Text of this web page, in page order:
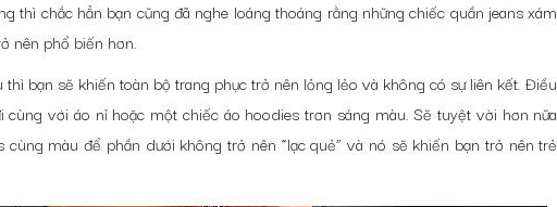
thì chắc hẳn bạn cũng đã nghe loáng thoáng rằng những chiếc quần jeans xám
nên phổ biến hơn.
bạn sẽ khiến toàn bộ trang phục trở nên lỏng lẻo và không có sự liên kết. Điều
với áo nỉ hoặc một chiếc áo hoodies trơn sáng màu. Sẽ tuyệt vời hơn nữa
màu để phần dưới không trở nên “lạc quẻ” và nó sẽ khiến bạn trở nên trẻ